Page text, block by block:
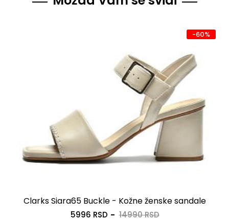
-60%
Clarks Siara65 Buckle - Kožne ženske sandale
5996 RSD 14990 RSD